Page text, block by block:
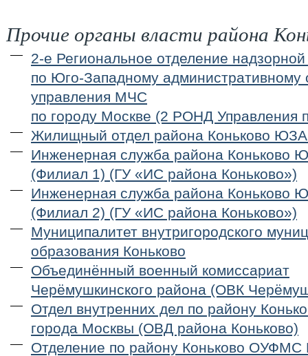
Прочие органы власти района
2-е Региональное отделение
по Юго-Западному административному
управления МЧС
по городу Москве (2 РОНД
Жилищный отдел района Коньково
Инженерная служба района Коньково
(Филиал 1) (ГУ «ИС района Коньково»)
Инженерная служба района Коньково
(Филиал 2) (ГУ «ИС района Коньково»)
Муниципалитет внутригородского
образования Коньково
Объединённый военный комиссариат
Черёмушкинского района (ОВК
Отдел внутренних дел по району
города Москвы (ОВД района Коньково)
Отделение по району Коньково ОУФМС